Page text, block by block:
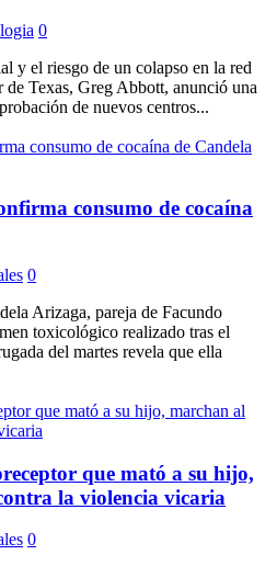
0
y el riesgo de un colapso en la red
de Texas, Greg Abbott, anunció una
de nuevos centros...
consumo de cocaína
0
Arizaga, pareja de Facundo
toxicológico realizado tras el
del martes revela que ella
que mató a su hijo,
la violencia vicaria
0